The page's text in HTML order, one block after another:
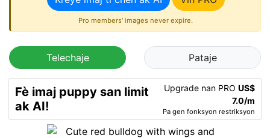
Pro members' images never expire.
Telechaje Pataje
Fè imaj puppy san limit
ak AI!
Upgrade nan PRO US$
7.0/m
Pa gen fonksyon restriksyon